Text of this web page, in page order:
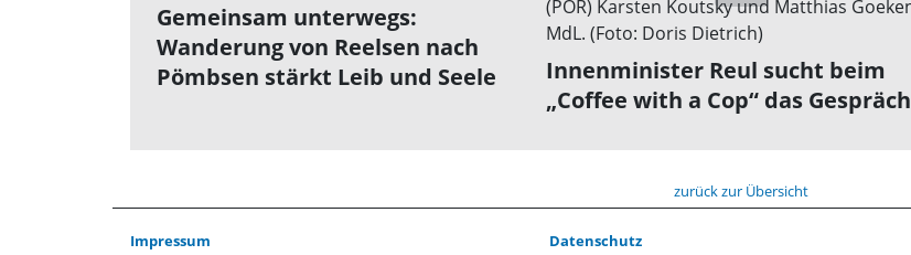
Gemeinsam unterwegs:
Wanderung von Reelsen nach
Pömbsen stärkt Leib und Seele
Innenminister Reul sucht beim
„Coffee with a Cop“ das Gespräch
zurück zur Übersicht
Impressum Datenschutz